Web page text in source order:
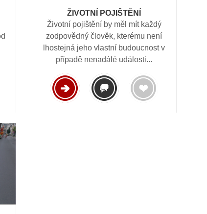
ŽIVOTNÍ POJIŠTĚNÍ
Životní pojištění by měl mít každý
zodpovědný člověk, kterému není
lhostejná jeho vlastní budoucnost v
případě nenadálé události...